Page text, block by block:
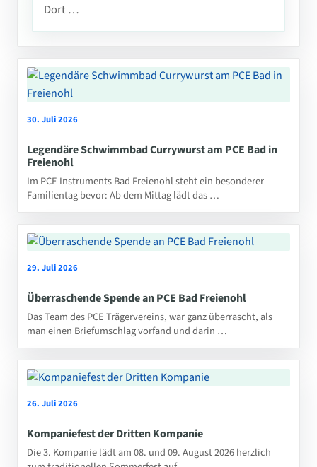
Dort …
30. Juli 2026
Legendäre Schwimmbad Currywurst am PCE Bad in
Freienohl
Im PCE Instruments Bad Freienohl steht ein besonderer
Familientag bevor: Ab dem Mittag lädt das …
29. Juli 2026
Überraschende Spende an PCE Bad Freienohl
Das Team des PCE Trägervereins, war ganz überrascht, als
man einen Briefumschlag vorfand und darin …
26. Juli 2026
Kompaniefest der Dritten Kompanie
Die 3. Kompanie lädt am 08. und 09. August 2026 herzlich